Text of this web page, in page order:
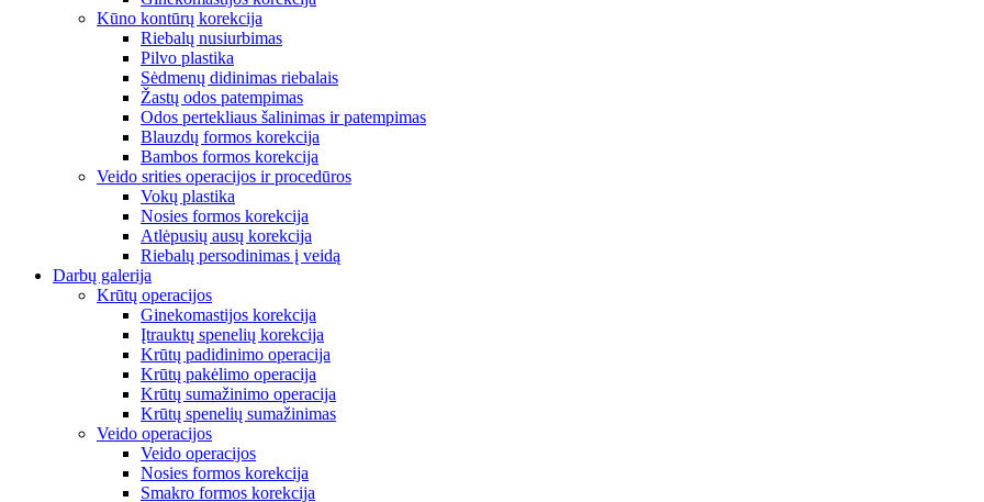
Kūno kontūrų korekcija
Riebalų nusiurbimas
Pilvo plastika
Sėdmenų didinimas riebalais
Žastų odos patempimas
Odos pertekliaus šalinimas ir patempimas
Blauzdų formos korekcija
Bambos formos korekcija
Veido srities operacijos ir procedūros
Vokų plastika
Nosies formos korekcija
Atlėpusių ausų korekcija
Riebalų persodinimas į veidą
Darbų galerija
Krūtų operacijos
Ginekomastijos korekcija
Įtrauktų spenelių korekcija
Krūtų padidinimo operacija
Krūtų pakėlimo operacija
Krūtų sumažinimo operacija
Krūtų spenelių sumažinimas
Veido operacijos
Veido operacijos
Nosies formos korekcija
Smakro formos korekcija